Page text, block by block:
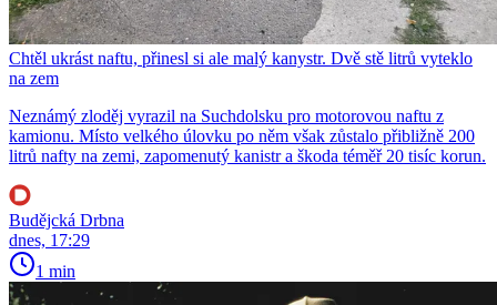
Chtěl ukrást naftu, přinesl si ale malý kanystr. Dvě stě litrů vyteklo
na zem
Neznámý zloděj vyrazil na Suchdolsku pro motorovou naftu z
kamionu. Místo velkého úlovku po něm však zůstalo přibližně 200
litrů nafty na zemi, zapomenutý kanistr a škoda téměř 20 tisíc korun.
Budějcká Drbna
dnes, 17:29
1 min